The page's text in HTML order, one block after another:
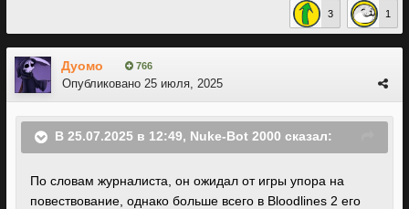
3 1
Дуомо 766
Опубликовано 25 июля, 2025
В 25.07.2025 в 12:49, Nuke-Bot 2000 сказал:
По словам журналиста, он ожидал от игры упора на
повествование, однако больше всего в Bloodlines 2 его